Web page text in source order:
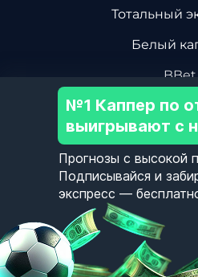
Тотальный
Белый
BBet
Василий
Дмитрий
Центр
Олег
Пользовательское Соглашение
Политика Конфиденциальности
№1 Каппер по
выигрывают с
Прогнозы с высокой
Подписывайся и
экспресс —